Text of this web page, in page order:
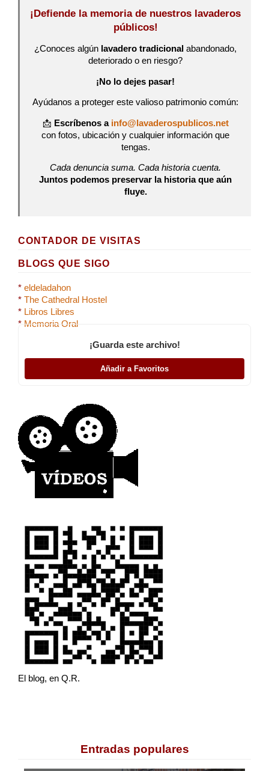
¡Defiende la memoria de nuestros lavaderos
públicos!
¿Conoces algún lavadero tradicional abandonado,
deteriorado o en riesgo?
¡No lo dejes pasar!
Ayúdanos a proteger este valioso patrimonio común:
📩 Escríbenos a info@lavaderospublicos.net
con fotos, ubicación y cualquier información que
tengas.
Cada denuncia suma. Cada historia cuenta.
Juntos podemos preservar la historia que aún
fluye.
CONTADOR DE VISITAS
BLOGS QUE SIGO
* eldeladahon
* The Cathedral Hostel
* Libros Libres
* Memoria Oral
¡Guarda este archivo!
Añadir a Favoritos
El blog, en Q.R.
Entradas populares